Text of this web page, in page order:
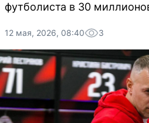
футболиста в 30
12 мая, 2026, 08:40 3